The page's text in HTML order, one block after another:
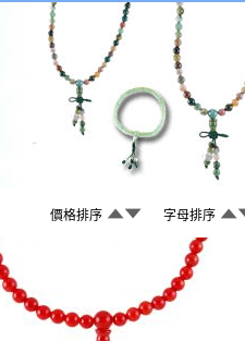
價格排序 字母排序